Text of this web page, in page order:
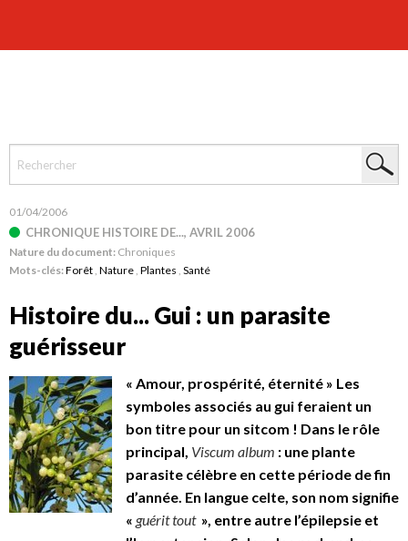
01/04/2006
CHRONIQUE HISTOIRE DE..., AVRIL 2006
Nature du document: Chroniques
Mots-clés:Forêt , Nature , Plantes , Santé
Histoire du... Gui : un parasite
guérisseur
« Amour, prospérité, éternité » Les
symboles associés au gui feraient un
bon titre pour un sitcom ! Dans le rôle
principal, Viscum album : une plante
parasite célèbre en cette période de fin
d’année. En langue celte, son nom signifie
« guérit tout », entre autre l’épilepsie et